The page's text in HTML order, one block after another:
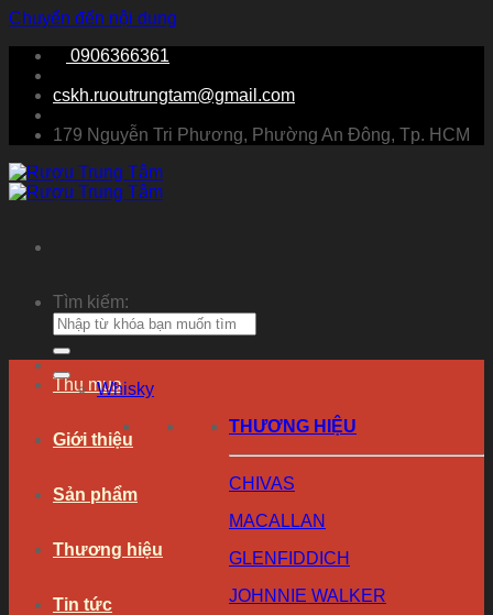
Chuyển đến nội dung
0906366361
cskh.ruoutrungtam@gmail.com
179 Nguyễn Tri Phương, Phường An Đông, Tp. HCM
Tìm kiếm:
Thu mua
Giới thiệu
Sản phẩm
Thương hiệu
Tin tức
Whisky
THƯƠNG HIỆU
CHIVAS
MACALLAN
GLENFIDDICH
JOHNNIE WALKER